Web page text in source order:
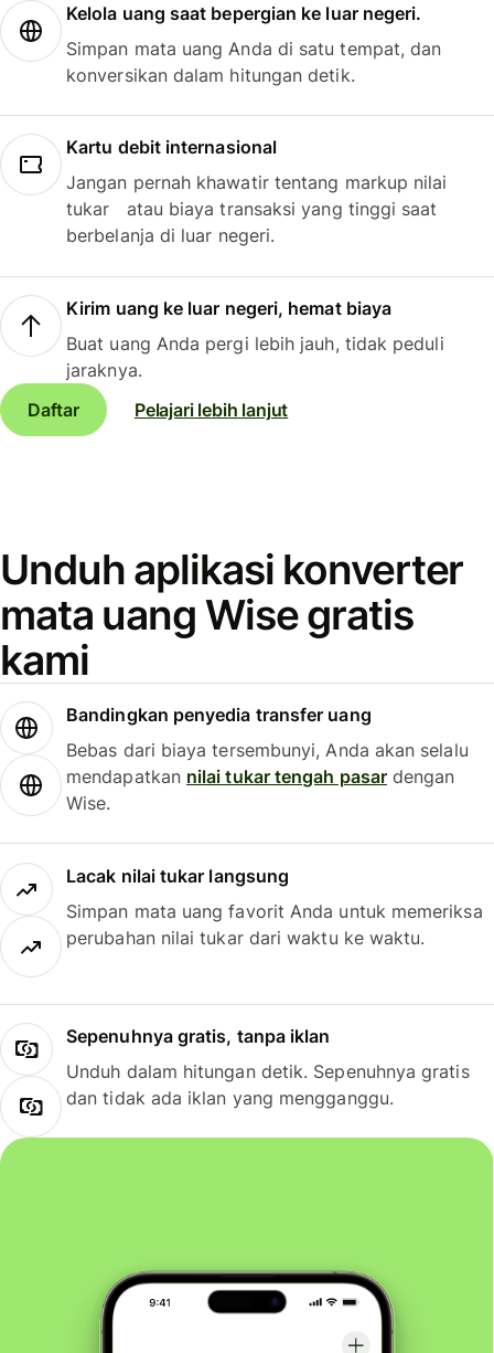
Kelola uang saat bepergian ke luar negeri.
Simpan mata uang Anda di satu tempat, dan
konversikan dalam hitungan detik.
Kartu debit internasional
Jangan pernah khawatir tentang markup nilai
tukar atau biaya transaksi yang tinggi saat
berbelanja di luar negeri.
Kirim uang ke luar negeri, hemat biaya
Buat uang Anda pergi lebih jauh, tidak peduli
jaraknya.
Daftar
Pelajari lebih lanjut
Unduh aplikasi konverter
mata uang Wise gratis
kami
Bandingkan penyedia transfer uang
Bebas dari biaya tersembunyi, Anda akan selalu
mendapatkan nilai tukar tengah pasardengan
Wise.
Lacak nilai tukar langsung
Simpan mata uang favorit Anda untuk memeriksa
perubahan nilai tukar dari waktu ke waktu.
Sepenuhnya gratis, tanpa iklan
Unduh dalam hitungan detik. Sepenuhnya gratis
dan tidak ada iklan yang mengganggu.